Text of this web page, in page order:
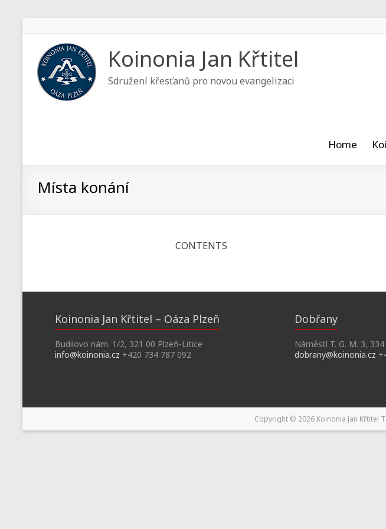
Koinonia Jan Křtitel
Sdružení křesťanů pro novou evangelizaci
Home
Místa konání
CONTENTS
Koinonia Jan Křtitel – Oáza Plzeň
Budilovo nám. 1/2, 321 00 Plzeň-Litice
info@koinonia.cz +420 734 787 092
Dobřany
Náměstí T. G. M. 3,
dobrany@koinonia.cz
Copyright © 2026 Koinonia Jan Křtitel